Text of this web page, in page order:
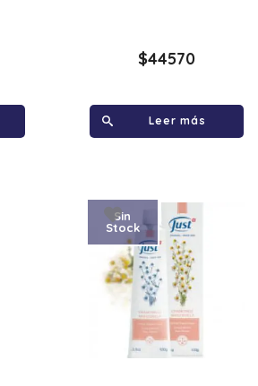
$44570
Leer más
Sin
Stock